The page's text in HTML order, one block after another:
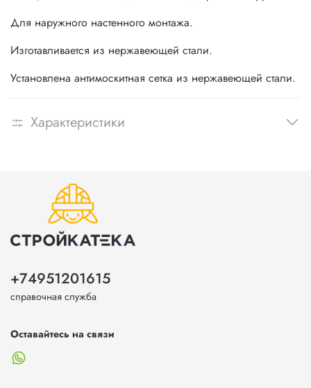
Для наружного настенного монтажа.
Изготавливается из нержавеющей стали.
Установлена антимоскитная сетка из нержавеющей стали.
Характеристики
+74951201615
справочная служба
Оставайтесь на связи